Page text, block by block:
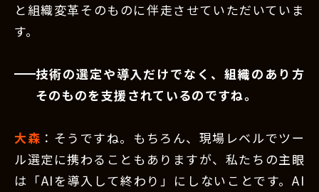
と組織変革そのものに伴走させていただいていま
す。
技術の選定や導入だけでなく、組織のあり方
そのものを支援されているのですね。
大森 ：そうですね。もちろん、現場レベルでツー
ル選定に携わることもありますが、私たちの主眼
は「AIを導入して終わり」にしないことです。AI